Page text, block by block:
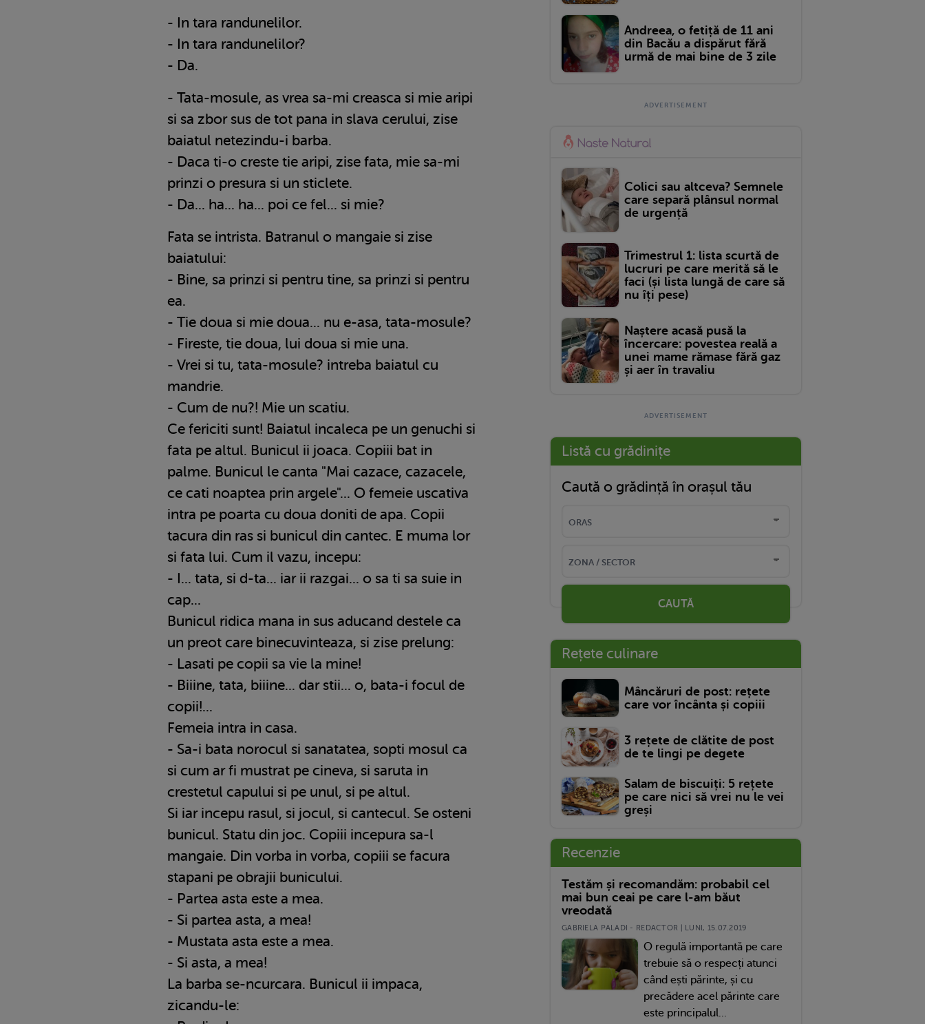
- In tara randunelilor.
- In tara randunelilor?
- Da.
- Tata-mosule, as vrea sa-mi creasca si mie aripi
si sa zbor sus de tot pana in slava cerului, zise
baiatul netezindu-i barba.
- Daca ti-o creste tie aripi, zise fata, mie sa-mi
prinzi o presura si un sticlete.
- Da... ha... ha... poi ce fel... si mie?
Fata se intrista. Batranul o mangaie si zise
baiatului:
- Bine, sa prinzi si pentru tine, sa prinzi si pentru
ea.
- Tie doua si mie doua... nu e-asa, tata-mosule?
- Fireste, tie doua, lui doua si mie una.
- Vrei si tu, tata-mosule? intreba baiatul cu
mandrie.
- Cum de nu?! Mie un scatiu.
Ce fericiti sunt! Baiatul incaleca pe un genuchi si
fata pe altul. Bunicul ii joaca. Copiii bat in
palme. Bunicul le canta "Mai cazace, cazacele,
ce cati noaptea prin argele"... O femeie uscativa
intra pe poarta cu doua doniti de apa. Copii
tacura din ras si bunicul din cantec. E muma lor
si fata lui. Cum il vazu, incepu:
- I... tata, si d-ta... iar ii razgai... o sa ti sa suie in
cap...
Bunicul ridica mana in sus aducand destele ca
un preot care binecuvinteaza, si zise prelung:
- Lasati pe copii sa vie la mine!
- Biiine, tata, biiine... dar stii... o, bata-i focul de
copii!...
Femeia intra in casa.
- Sa-i bata norocul si sanatatea, sopti mosul ca
si cum ar fi mustrat pe cineva, si saruta in
crestetul capului si pe unul, si pe altul.
Si iar incepu rasul, si jocul, si cantecul. Se osteni
bunicul. Statu din joc. Copiii incepura sa-l
mangaie. Din vorba in vorba, copiii se facura
stapani pe obrajii bunicului.
- Partea asta este a mea.
- Si partea asta, a mea!
- Mustata asta este a mea.
- Si asta, a mea!
La barba se-ncurcara. Bunicul ii impaca,
zicandu-le:
Andreea, o fetiță de 11 ani
din Bacău a dispărut fără
urmă de mai bine de 3 zile
Colici sau altceva? Semnele
care separă plânsul normal
de urgență
Trimestrul 1: lista scurtă de
lucruri pe care merită să le
faci (și lista lungă de care să
nu îți pese)
Naștere acasă pusă la
încercare: povestea reală a
unei mame rămase fără gaz
și aer în travaliu
Listă cu grădinițe
Caută o grădință în orașul tău
CAUTĂ
Rețete culinare
Mâncăruri de post: rețete
care vor încânta și copiii
3 rețete de clătite de post
de te lingi pe degete
Salam de biscuiți: 5 rețete
pe care nici să vrei nu le vei
greși
Recenzie
Testăm și recomandăm: probabil cel
mai bun ceai pe care l-am băut
vreodată
GABRIELA PALADI - REDACTOR | LUNI, 15.07.2019
O regulă importantă pe care
trebuie să o respecți atunci
când ești părinte, și cu
precădere acel părinte care
este principalul...